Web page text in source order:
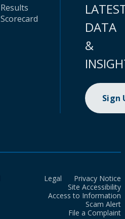
Results
Scorecard
DATA
&
Sign
Legal
Privacy Notice
Site Accessibility
Access to Information
Scam Alert
File a Complaint